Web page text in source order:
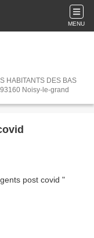
MENU
HABITANTS DES BAS
Noisy-le-grand